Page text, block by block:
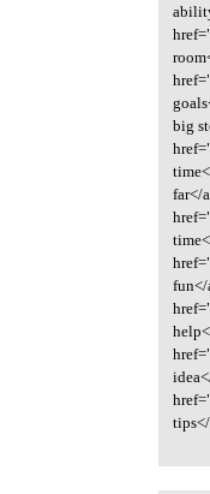
big
far</
fun</